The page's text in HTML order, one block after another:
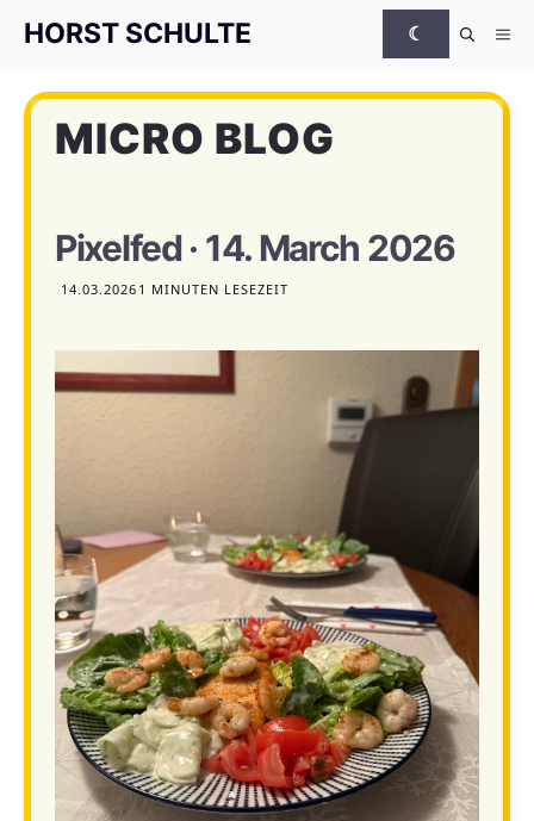
HORST SCHULTE ☾
MICRO BLOG
Pixelfed · 14. March 2026
14.03.2026 1 MINUTEN LESEZEIT